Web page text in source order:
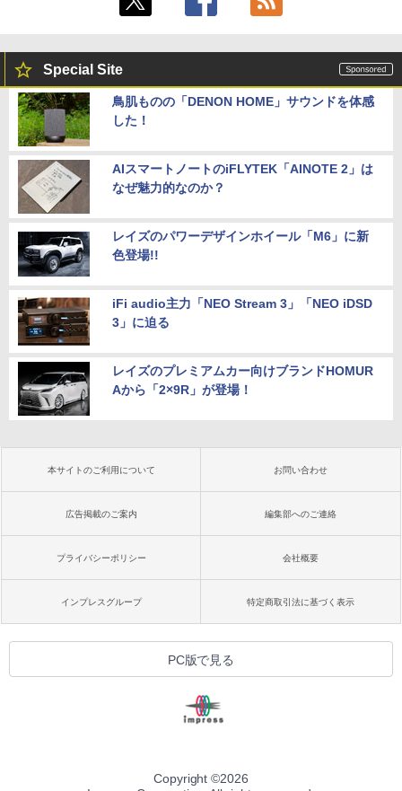
Special Site
鳥肌ものの「DENON HOME」サウンドを体感
した！
AIスマートノートのiFLYTEK「AINOTE 2」は
なぜ魅力的なのか？
レイズのパワーデザインホイール「M6」に新
色登場!!
iFi audio主力「NEO Stream 3」「NEO iDSD
3」に迫る
レイズのプレミアムカー向けブランドHOMUR
Aから「2×9R」が登場！
本サイトのご利用について お問い合わせ
広告掲載のご案内 編集部へのご連絡
プライバシーポリシー 会社概要
インプレスグループ 特定商取引法に基づく表示
PC版で見る
Copyright ©2026